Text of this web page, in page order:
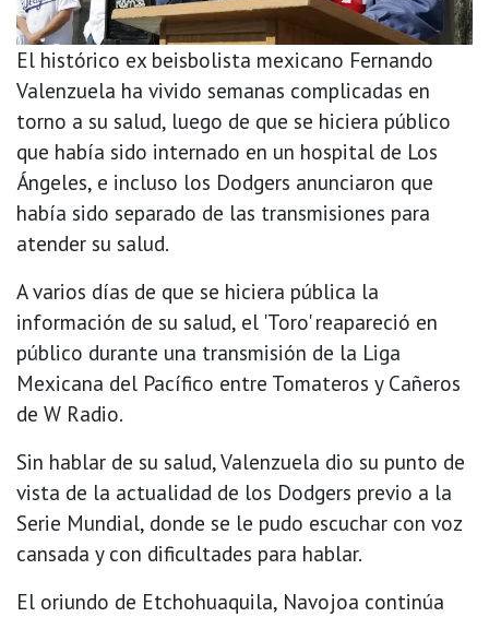
El histórico ex beisbolista mexicano Fernando
Valenzuela ha vivido semanas complicadas en
torno a su salud, luego de que se hiciera público
que había sido internado en un hospital de Los
Ángeles, e incluso los Dodgers anunciaron que
había sido separado de las transmisiones para
atender su salud.
A varios días de que se hiciera pública la
información de su salud, el 'Toro' reapareció en
público durante una transmisión de la Liga
Mexicana del Pacífico entre Tomateros y Cañeros
de W Radio.
Sin hablar de su salud, Valenzuela dio su punto de
vista de la actualidad de los Dodgers previo a la
Serie Mundial, donde se le pudo escuchar con voz
cansada y con dificultades para hablar.
El oriundo de Etchohuaquila, Navojoa continúa